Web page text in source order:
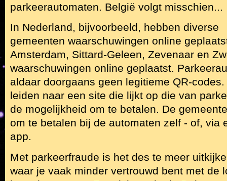
parkeerautomaten. België volgt misschien...
In Nederland, bijvoorbeeld, hebben diverse
gemeenten waarschuwingen online
Amsterdam, Sittard-Geleen, Zevenaar en
waarschuwingen online geplaatst.
aldaar doorgaans geen legitieme QR-
leiden naar een site die lijkt op die van
de mogelijkheid om te betalen. De
om te betalen bij de automaten zelf - of, via
app.
Met parkeerfraude is het des te meer
waar je vaak minder vertrouwd bent met de